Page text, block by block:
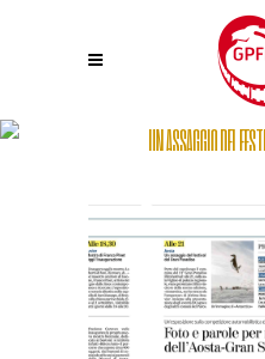
UN ASSAGGIO DEL